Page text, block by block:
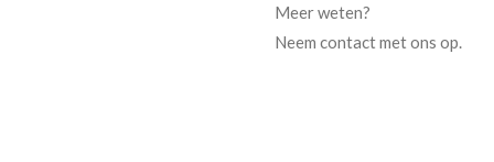
Meer weten?
Neem contact met ons op.